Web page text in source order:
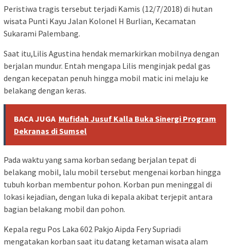
Peristiwa tragis tersebut terjadi Kamis (12/7/2018) di hutan
wisata Punti Kayu Jalan Kolonel H Burlian, Kecamatan
Sukarami Palembang.
Saat itu,Lilis Agustina hendak memarkirkan mobilnya dengan
berjalan mundur. Entah mengapa Lilis menginjak pedal gas
dengan kecepatan penuh hingga mobil matic ini melaju ke
belakang dengan keras.
BACA JUGA Mufidah Jusuf Kalla Buka Sinergi Program
Dekranas di Sumsel
Pada waktu yang sama korban sedang berjalan tepat di
belakang mobil, lalu mobil tersebut mengenai korban hingga
tubuh korban membentur pohon. Korban pun meninggal di
lokasi kejadian, dengan luka di kepala akibat terjepit antara
bagian belakang mobil dan pohon.
Kepala regu Pos Laka 602 Pakjo Aipda Fery Supriadi
mengatakan korban saat itu datang ketaman wisata alam